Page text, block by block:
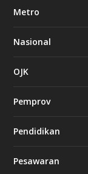
Metro
Nasional
OJK
Pemprov
Pendidikan
Pesawaran